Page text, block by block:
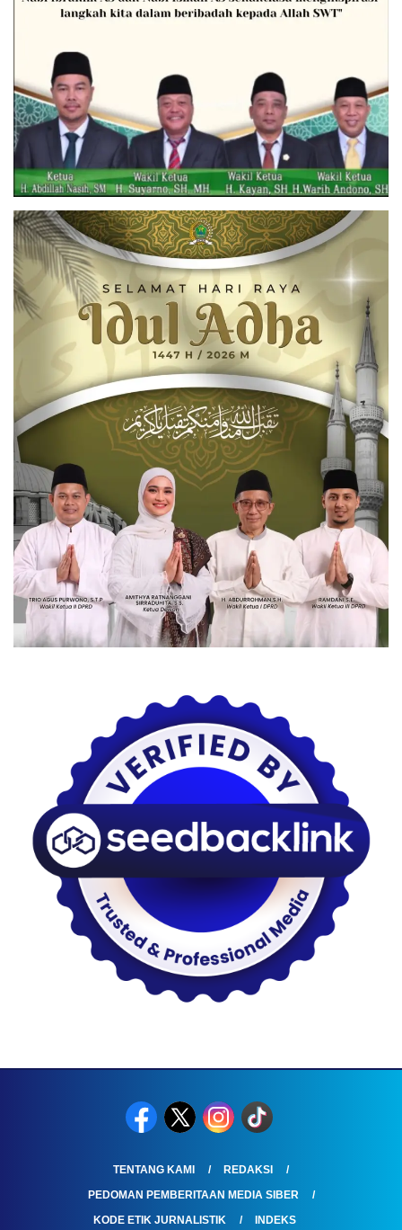
TENTANG KAMI
REDAKSI
PEDOMAN PEMBERITAAN MEDIA SIBER
KODE ETIK JURNALISTIK
INDEKS